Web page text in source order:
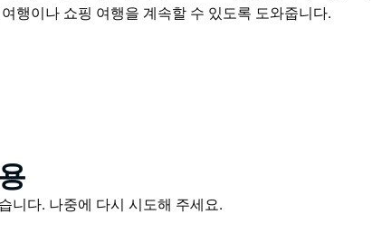
행이나 쇼핑 여행을 계속할 수 있도록 도와줍니다.
품질과 서비스에 자부심을 느낍니다.
니다. 나중에 다시 시도해 주세요.